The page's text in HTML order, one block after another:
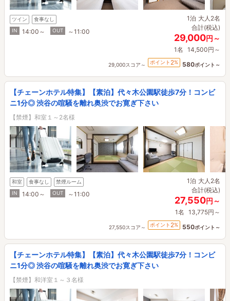
ツイン
食事なし
IN
14:00～ OUT ～11:00
1泊 大人2名
合計(税込)
29,000円～
1名 14,500円～
29,000スコア～ ポイント 2% 580ポイント～
【チェーンホテル特集】【素泊】代々木公園駅徒歩7分！コンビ
ニ1分◎ 渋谷の喧騒を離れ奥渋でお寛ぎ下さい
【禁煙】和室１～2名様
和室 食事なし
禁煙ルーム
IN
14:00～ OUT ～11:00
1泊 大人2名
合計(税込)
27,550円～
1名 13,775円～
27,550スコア～ ポイント 2% 550ポイント～
【チェーンホテル特集】【素泊】代々木公園駅徒歩7分！コンビ
ニ1分◎ 渋谷の喧騒を離れ奥渋でお寛ぎ下さい
【禁煙】和洋室１～３名様